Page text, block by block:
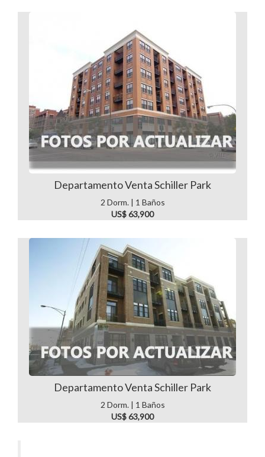
Departamento Venta Schiller Park
2 Dorm. | 1 Baños
US$ 63,900
Departamento Venta Schiller Park
2 Dorm. | 1 Baños
US$ 63,900